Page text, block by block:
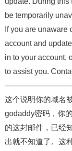
be temporarily
If you are unaware
account and
in to your account,
to assist you.
这个说明你的域名
godaddy密码，你
的这封邮件，已经
出就不知道了。这